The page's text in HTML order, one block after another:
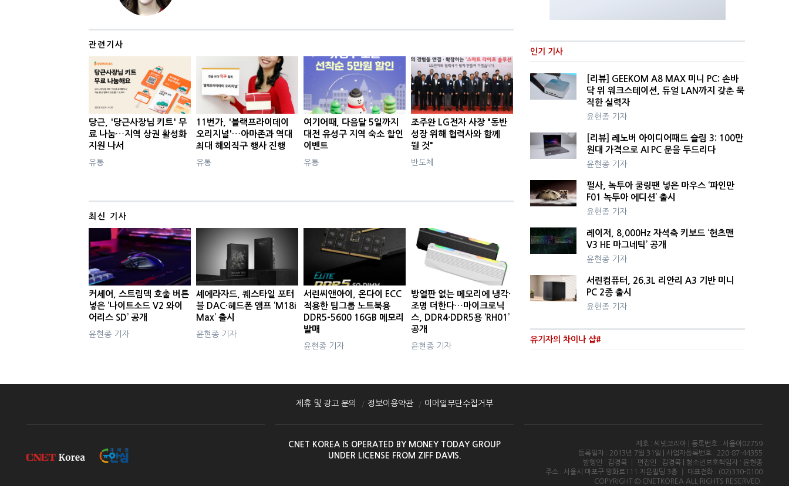
관련기사
당근, '당근사장님 키트' 무
료 나눔…지역 상권 활성화
지원 나서
유통
11번가, '블랙프라이데이
오리지널'…아마존과 역대
최대 해외직구 행사 진행
유통
여기어때, 다음달 5일까지
대전 유성구 지역 숙소 할인
이벤트
유통
조주완 LG전자 사장 "동반
성장 위해 협력사와 함께
뛸 것"
반도체
최신 기사
커세어, 스트림덱 호출 버튼
넣은 ‘나이트소드 V2 와이
어리스 SD’ 공개
윤현종 기자
셰에라자드, 퀘스타일 포터
블 DAC·헤드폰 앰프 ‘M18i
Max’ 출시
윤현종 기자
서린씨앤아이, 온다이 ECC
적용한 팀그룹 노트북용
DDR5-5600 16GB 메모리
발매
윤현종 기자
방열판 없는 메모리에 냉각·
조명 더한다…마이크로닉
스, DDR4·DDR5용 ‘RH01’
공개
윤현종 기자
인기 기사
[리뷰] GEEKOM A8 MAX 미니 PC: 손바
닥 위 워크스테이션, 듀얼 LAN까지 갖춘 묵
직한 실력자
윤현종 기자
[리뷰] 레노버 아이디어패드 슬림 3: 100만
원대 가격으로 AI PC 문을 두드리다
윤현종 기자
펄사, 녹투아 쿨링팬 넣은 마우스 ‘파인만
F01 녹투아 에디션’ 출시
윤현종 기자
레이저, 8,000Hz 자석축 키보드 ‘헌츠맨
V3 HE 마그네틱’ 공개
윤현종 기자
서린컴퓨터, 26.3L 리안리 A3 기반 미니
PC 2종 출시
윤현종 기자
유기자의 차이나 샵#
제휴 및 광고 문의 정보이용약관 이메일무단수집거부
CNET KOREA IS OPERATED BY MONEY TODAY GROUP
UNDER LICENSE FROM ZIFF DAVIS.
제호 : 씨넷코리아 | 등록번호 : 서울아02759
등록일자 : 2013년 7월 31일 | 사업자등록번호 : 220-87-44355
발행인 : 김경묵 │ 편집인 : 김경묵 | 청소년보호책임자 : 윤현종
주소 : 서울시 마포구 양화로111 지은빌딩 3층 │ 대표전화 : (02)330-0100
COPYRIGHT © CNETKOREA ALL RIGHTS RESERVED.